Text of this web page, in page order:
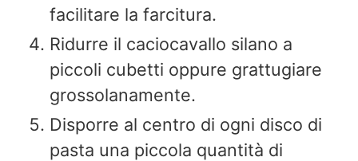
facilitare la farcitura.
Ridurre il caciocavallo silano a
piccoli cubetti oppure grattugiare
grossolanamente.
Disporre al centro di ogni disco di
pasta una piccola quantità di